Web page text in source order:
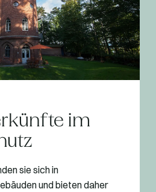
im
sie sich in
und bieten daher